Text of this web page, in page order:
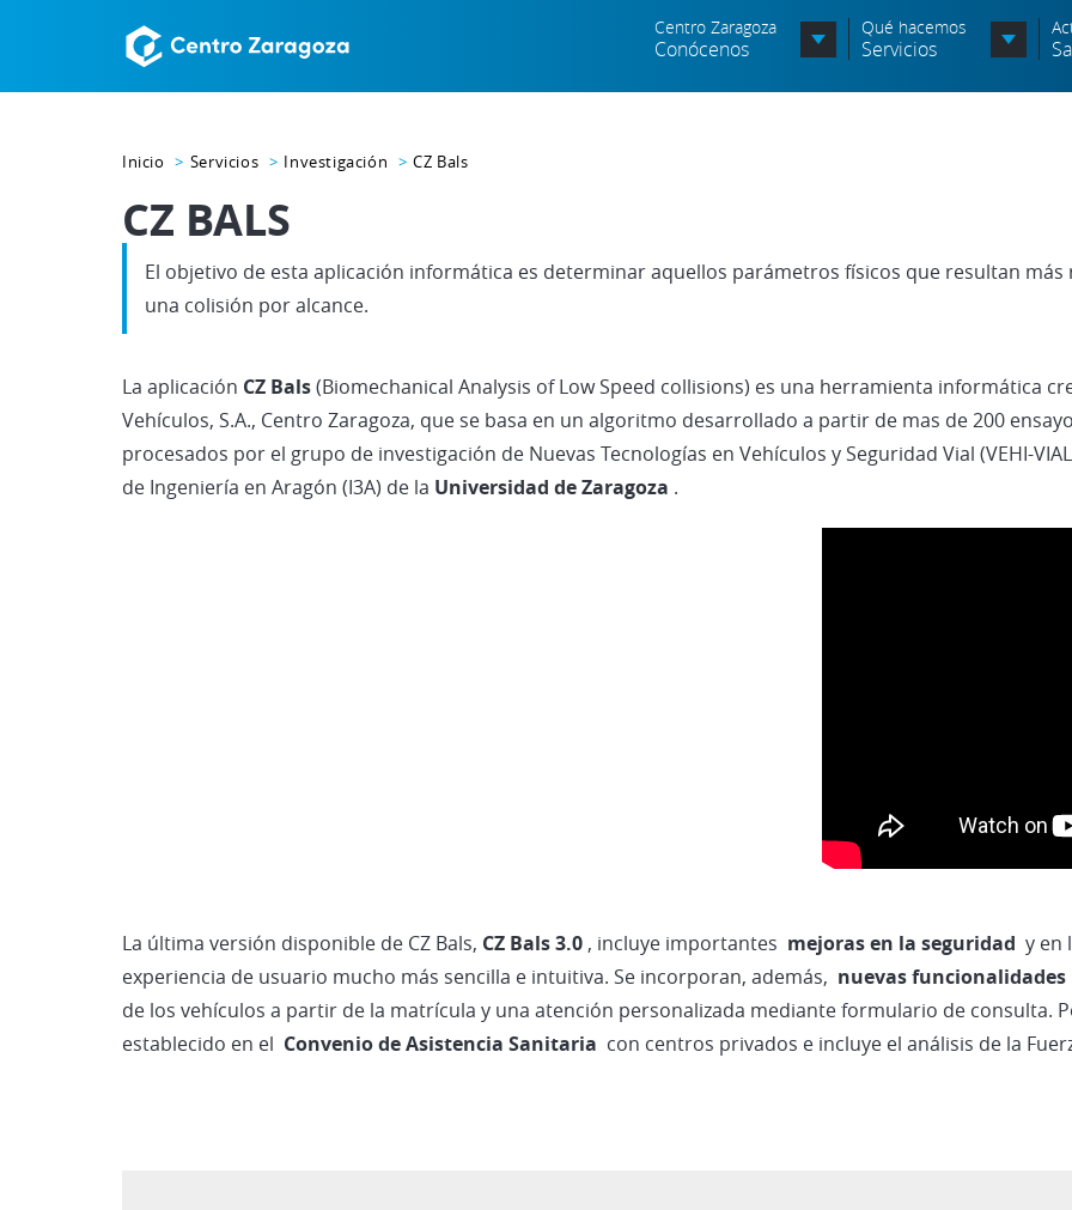
Centro Zaragoza
Conócenos
Política de seguridad de la
Política medioambiental
Qué hacemos
Servicios
Inicio Servicios Investigación CZ Bals
CZ BALS
El objetivo de esta aplicación informática es determinar aquellos parámetros físicos que resultan
una colisión por alcance.
La aplicación CZ Bals(Biomechanical Analysis of Low Speed collisions) es una herramienta informática
Vehículos, S.A., Centro Zaragoza, que se basa en un algoritmo desarrollado a partir de mas de 200
procesados por el grupo de investigación de Nuevas Tecnologías en Vehículos y Seguridad Vial (VEHI-
de Ingeniería en Aragón (I3A) de la Universidad de Zaragoza .
La última versión disponible de CZ Bals, CZ Bals 3.0 , incluye importantes mejoras en la seguridad y en
experiencia de usuario mucho más sencilla e intuitiva. Se incorporan, además, nuevas funcionalidades
de los vehículos a partir de la matrícula y una atención personalizada mediante formulario de consulta.
establecido en el Convenio de Asistencia Sanitaria con centros privados e incluye el análisis de la